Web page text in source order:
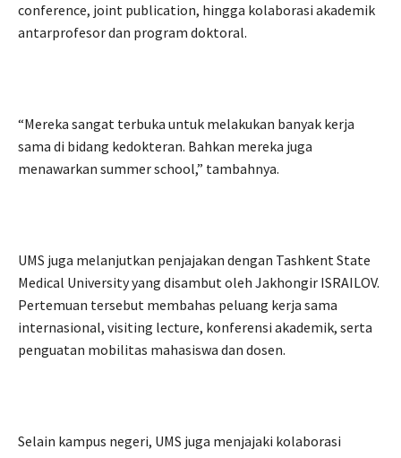
conference, joint publication, hingga kolaborasi akademik
antarprofesor dan program doktoral.
“Mereka sangat terbuka untuk melakukan banyak kerja
sama di bidang kedokteran. Bahkan mereka juga
menawarkan summer school,” tambahnya.
UMS juga melanjutkan penjajakan dengan Tashkent State
Medical University yang disambut oleh Jakhongir ISRAILOV.
Pertemuan tersebut membahas peluang kerja sama
internasional, visiting lecture, konferensi akademik, serta
penguatan mobilitas mahasiswa dan dosen.
Selain kampus negeri, UMS juga menjajaki kolaborasi